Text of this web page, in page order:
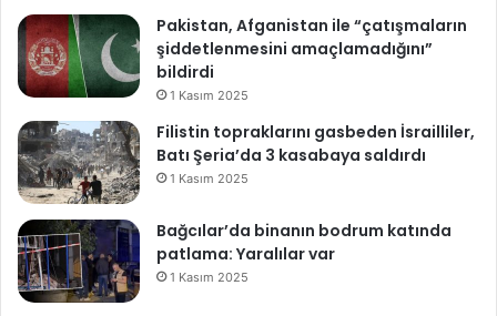
Pakistan, Afganistan ile “çatışmaların
şiddetlenmesini amaçlamadığını”
bildirdi
1 Kasım 2025
Filistin topraklarını gasbeden İsrailliler,
Batı Şeria’da 3 kasabaya saldırdı
1 Kasım 2025
Bağcılar’da binanın bodrum katında
patlama: Yaralılar var
1 Kasım 2025